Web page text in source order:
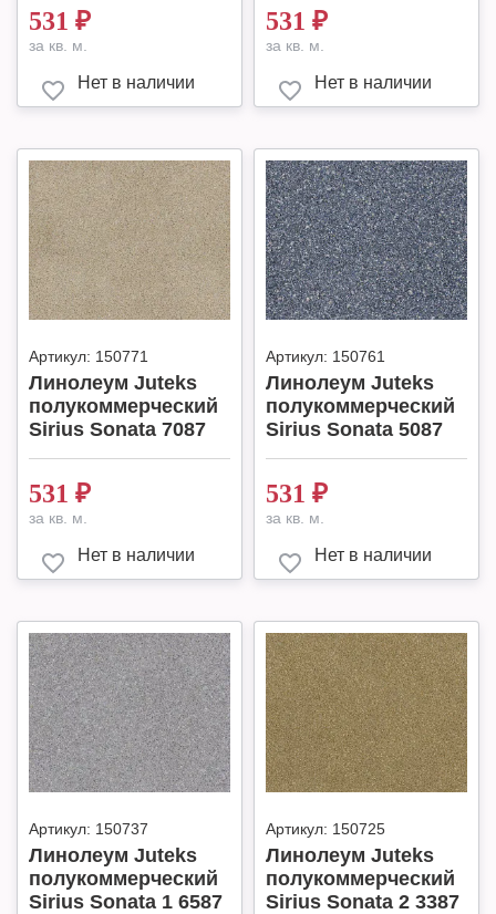
531 ₽
за кв. м.
Нет в наличии
531 ₽
за кв. м.
Нет в наличии
Артикул: 150771
Линолеум Juteks
полукоммерческий
Sirius Sonata 7087
531 ₽
за кв. м.
Нет в наличии
Артикул: 150761
Линолеум Juteks
полукоммерческий
Sirius Sonata 5087
531 ₽
за кв. м.
Нет в наличии
Артикул: 150737
Линолеум Juteks
полукоммерческий
Sirius Sonata 1 6587
Артикул: 150725
Линолеум Juteks
полукоммерческий
Sirius Sonata 2 3387